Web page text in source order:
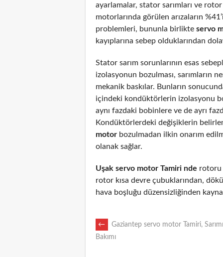
ayarlamalar, stator sarımları ve
motorlarında görülen arızaların
problemleri, bununla birlikte servo
kayıplarına sebep olduklarından
Stator sarım sorunlarının esas
izolasyonun bozulması, sarımların
mekanik baskılar. Bunların
içindeki kondüktörlerin izolasyonu
aynı fazdaki bobinlere ve de ayrı
Kondüktörlerdeki değişiklerin
motor bozulmadan ilkin onarım
olanak sağlar.
Uşak servo motor Tamiri nde rotoru
rotor kısa devre çubuklarından,
hava boşluğu düzensizliğinden
POST
←
Gaziantep servo motor Tamiri,
Bakımı